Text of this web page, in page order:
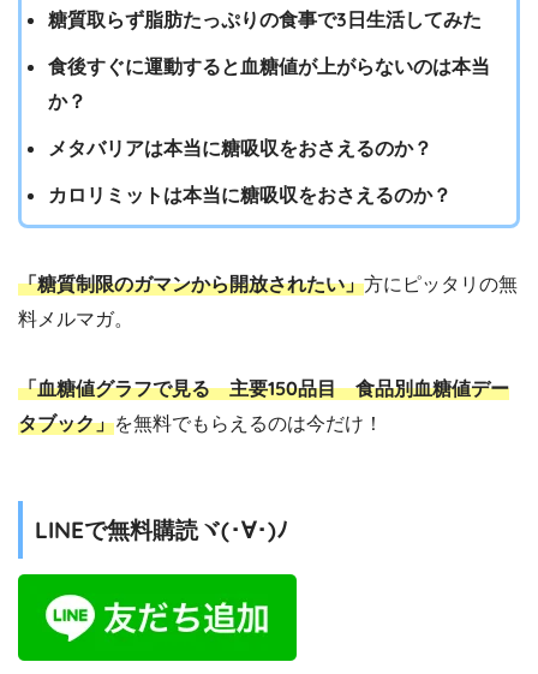
糖質取らず脂肪たっぷりの食事で3日生活してみた
食後すぐに運動すると血糖値が上がらないのは本当
か？
メタバリアは本当に糖吸収をおさえるのか？
カロリミットは本当に糖吸収をおさえるのか？
「糖質制限のガマンから開放されたい」方にピッタリの無
料メルマガ。
「血糖値グラフで見る 主要150品目 食品別血糖値デー
タブック」を無料でもらえるのは今だけ！
LINEで無料購読ヾ(･∀･)ﾉ